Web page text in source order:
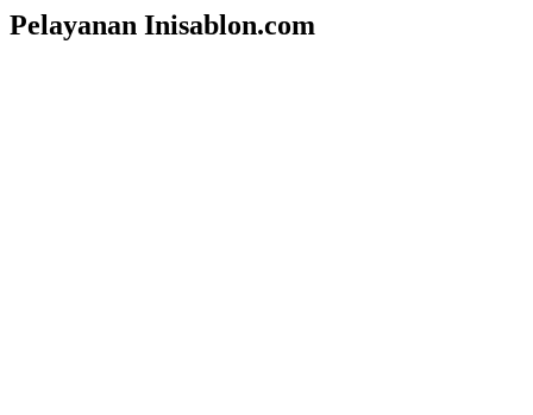
Pelayanan Inisablon.com